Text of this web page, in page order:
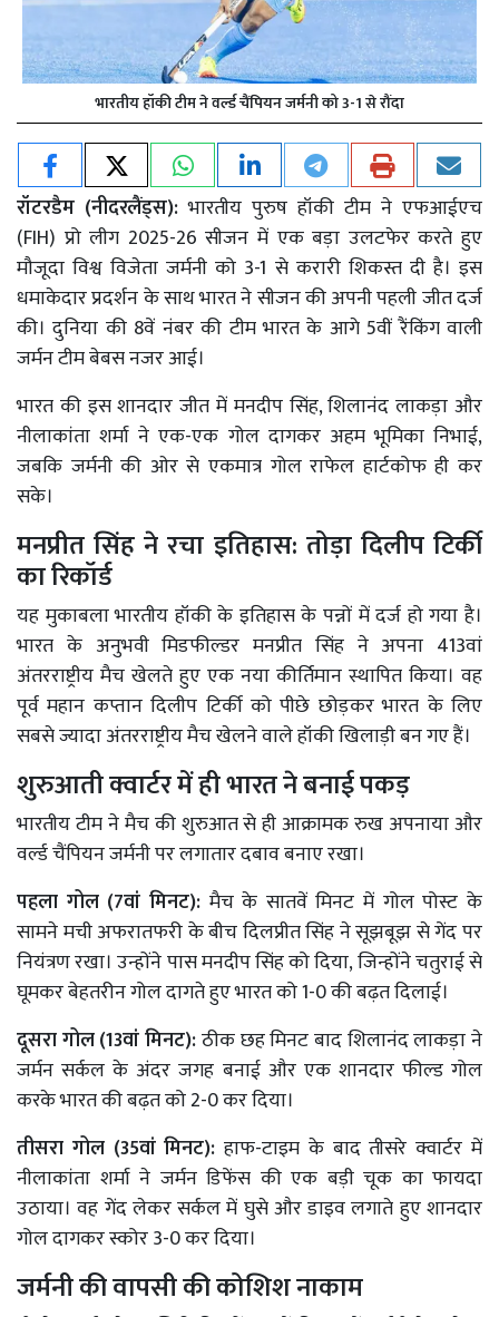
भारतीय हॉकी टीम ने वर्ल्ड चैंपियन जर्मनी को 3-1 से रौंदा
रॉटरडैम (नीदरलैंड्स): भारतीय पुरुष हॉकी टीम ने एफआईएच
(FIH) प्रो लीग 2025-26 सीजन में एक बड़ा उलटफेर करते हुए
मौजूदा विश्व विजेता जर्मनी को 3-1 से करारी शिकस्त दी है। इस
धमाकेदार प्रदर्शन के साथ भारत ने सीजन की अपनी पहली जीत दर्ज
की। दुनिया की 8वें नंबर की टीम भारत के आगे 5वीं रैंकिंग वाली
जर्मन टीम बेबस नजर आई।
भारत की इस शानदार जीत में मनदीप सिंह, शिलानंद लाकड़ा और
नीलाकांता शर्मा ने एक-एक गोल दागकर अहम भूमिका निभाई,
जबकि जर्मनी की ओर से एकमात्र गोल राफेल हार्टकोफ ही कर
सके।
मनप्रीत सिंह ने रचा इतिहास: तोड़ा दिलीप टिर्की
का रिकॉर्ड
यह मुकाबला भारतीय हॉकी के इतिहास के पन्नों में दर्ज हो गया है।
भारत के अनुभवी मिडफील्डर मनप्रीत सिंह ने अपना 413वां
अंतरराष्ट्रीय मैच खेलते हुए एक नया कीर्तिमान स्थापित किया। वह
पूर्व महान कप्तान दिलीप टिर्की को पीछे छोड़कर भारत के लिए
सबसे ज्यादा अंतरराष्ट्रीय मैच खेलने वाले हॉकी खिलाड़ी बन गए हैं।
शुरुआती क्वार्टर में ही भारत ने बनाई पकड़
भारतीय टीम ने मैच की शुरुआत से ही आक्रामक रुख अपनाया और
वर्ल्ड चैंपियन जर्मनी पर लगातार दबाव बनाए रखा।
पहला गोल (7वां मिनट):मैच के सातवें मिनट में गोल पोस्ट के
सामने मची अफरातफरी के बीच दिलप्रीत सिंह ने सूझबूझ से गेंद पर
नियंत्रण रखा। उन्होंने पास मनदीप सिंह को दिया, जिन्होंने चतुराई से
घूमकर बेहतरीन गोल दागते हुए भारत को 1-0 की बढ़त दिलाई।
दूसरा गोल (13वां मिनट):ठीक छह मिनट बाद शिलानंद लाकड़ा ने
जर्मन सर्कल के अंदर जगह बनाई और एक शानदार फील्ड गोल
करके भारत की बढ़त को 2-0 कर दिया।
तीसरा गोल (35वां मिनट):हाफ-टाइम के बाद तीसरे क्वार्टर में
नीलाकांता शर्मा ने जर्मन डिफेंस की एक बड़ी चूक का फायदा
उठाया। वह गेंद लेकर सर्कल में घुसे और डाइव लगाते हुए शानदार
गोल दागकर स्कोर 3-0 कर दिया।
जर्मनी की वापसी की कोशिश नाकाम